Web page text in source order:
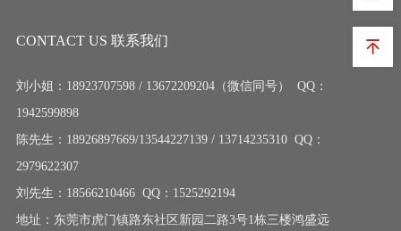
CONTACT US 联系我们
刘小姐：18923707598 / 13672209204（微信同号） QQ：
1942599898
陈先生：18926897669/13544227139 / 13714235310 QQ：
2979622307
刘先生：18566210466 QQ：1525292194
地址：东莞市虎门镇路东社区新园二路3号1栋三楼鸿盛远